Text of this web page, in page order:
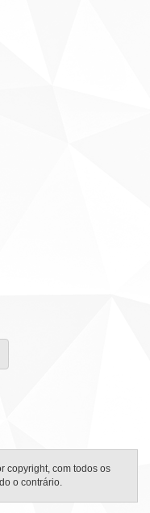
copyright, com todos os
o contrário.